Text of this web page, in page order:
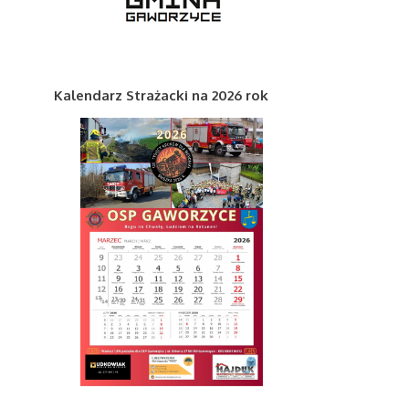
Kalendarz Strażacki na 2026 rok